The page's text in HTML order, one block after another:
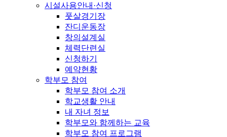
시설사용안내·신청
풋살경기장
잔디운동장
창의설계실
체력단련실
신청하기
예약현황
학부모 참여
학부모 참여 소개
학교생활 안내
내 자녀 정보
학부모와 함께하는 교육
학부모 참여 프로그램